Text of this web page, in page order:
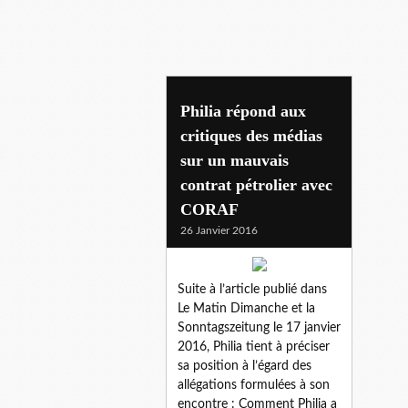
le matin dimanche
Philia répond aux
critiques des médias
sur un mauvais
contrat pétrolier avec
CORAF
26 Janvier 2016
Suite à l’article publié dans
Le Matin Dimanche et la
Sonntagszeitung le 17 janvier
2016, Philia tient à préciser
sa position à l’égard des
allégations formulées à son
encontre : Comment Philia a